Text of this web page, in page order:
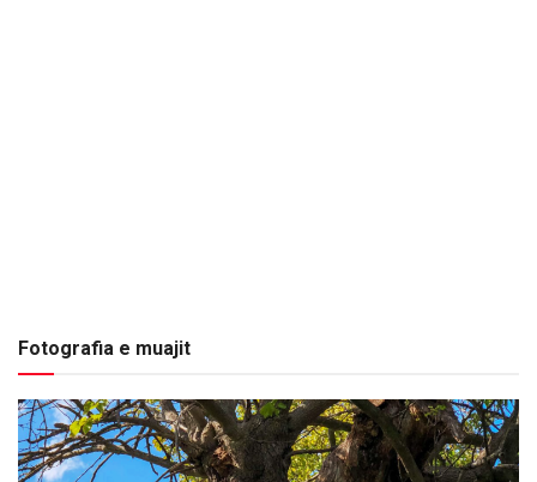
Fotografia e muajit